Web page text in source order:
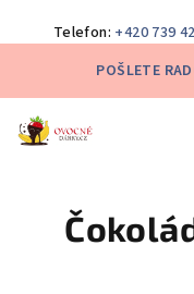
Telefon: +420 739
obsah
POŠLETE